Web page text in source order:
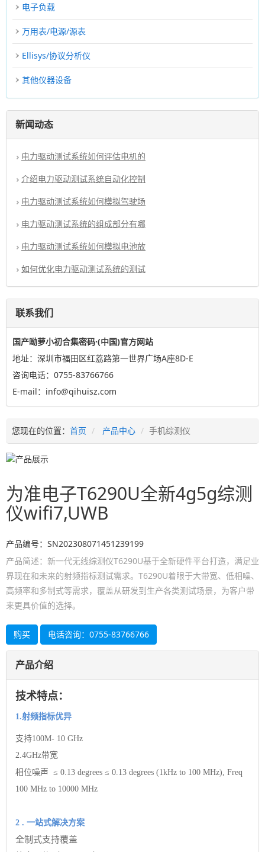
电子负载
万用表/电源/源表
Ellisys/协议分析仪
其他仪器设备
新闻动态
电力驱动测试系统如何评估电机的
介绍电力驱动测试系统自动化控制
电力驱动测试系统如何模拟驾驶场
电力驱动测试系统的组成部分有哪
电力驱动测试系统如何模拟电池放
如何优化电力驱动测试系统的测试
联系我们
国产呦萝小初合集密码·(中国)官方网站
地址：深圳市福田区红荔路第一世界广场A座8D-E
咨询电话：0755-83766766
E-mail：info@qihuisz.com
您现在的位置： 首页 产品中心 手机综测仪
为准电子T6290U全新4g5g综测
仪wifi7,UWB
产品编号：SN202308071451239199
产品简述：新一代无线综测仪T6290U基于全新硬件平台打造，满足业
界现在和未来的射频指标测试需求。T6290U着眼于大带宽、低相噪、
高频率和多制式等需求，覆盖从研发到生产各类测试场景，为客户带
来更具价值的选择。
购买 电话咨询：0755-83766766
产品介绍
技术特点：
1.射频指标优异
支持100M- 10 GHz
2.4GHz带宽
相位噪声 ≤ 0.13 degrees ≤ 0.13 degrees (1kHz to 100 MHz), Freq
100 MHz to 10000 MHz
2 . 一站式解决方案
全制式支持覆盖